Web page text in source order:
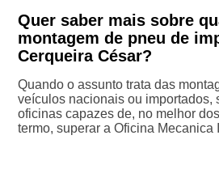
Quer saber mais sobre
montagem de pneu de
Cerqueira César?
Quando o assunto trata das
veículos nacionais ou importados,
oficinas capazes de, no melhor
termo, superar a Oficina Mecanica